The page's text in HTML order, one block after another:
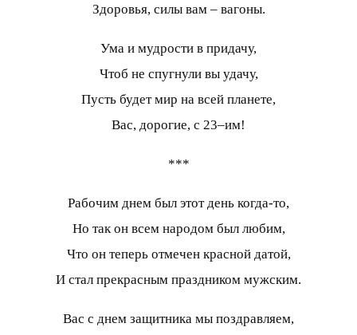
Здоровья, силы вам – вагоны.
Ума и мудрости в придачу,
Чтоб не спугнули вы удачу,
Пусть будет мир на всей планете,
Вас, дорогие, с 23–им!
***
Рабочим днем был этот день когда-то,
Но так он всем народом был любим,
Что он теперь отмечен красной датой,
И стал прекрасным праздником мужским.
Вас с днем защитника мы поздравляем,